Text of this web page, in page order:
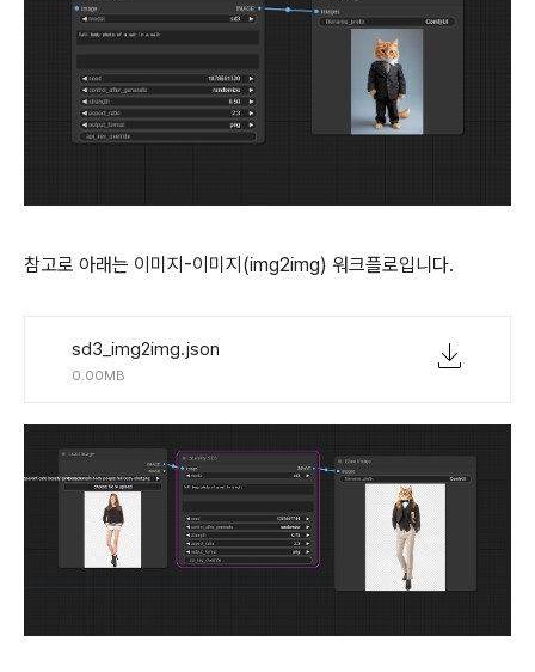
참고로 아래는 이미지-이미지(img2img) 워크플로입니다.
sd3_img2img.json
0.00MB